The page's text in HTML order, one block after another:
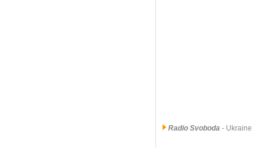
Radio Svoboda - Ukraine